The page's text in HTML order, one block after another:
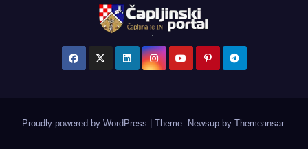
Proudly powered by WordPress Theme: Newsup by Themeansar.